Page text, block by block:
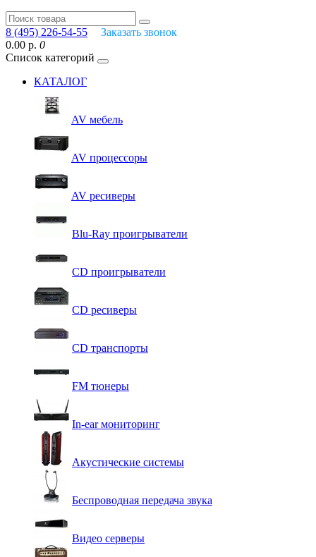
8 (495) 226-54-55
Заказать звонок
0.00 р. 0
Список категорий
КАТАЛОГ
AV мебель
AV процессоры
AV ресиверы
Blu-Ray проигрыватели
CD проигрыватели
CD ресиверы
CD транспорты
FM тюнеры
In-ear мониторинг
Акустические системы
Беспроводная передача звука
Видео серверы